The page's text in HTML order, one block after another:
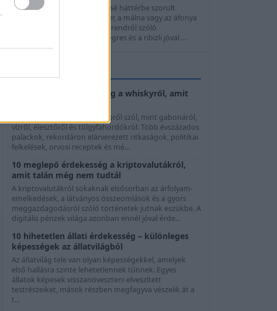
Az egres és a ribizli a nyár kissé háttérbe szorult
gyümölcsei. Miközben az eper, a málna vagy az áfonya
szinte minden egészséges étrendről szóló
összeállításban szerepel, az egres és a ribizli jóval ...
10 elképesztő érdekesség a whiskyről, amit
A whisky története jóval többről szól, mint gabonáról,
vízről, élesztőről és tölgyfahordókról. Több évszázados
palackok, rekordáron elárverezett ritkaságok, politikai
felkelések, orvosi receptek és mé...
10 meglepő érdekesség a kriptovalutákról,
amit talán még nem tudtál
A kriptovalutákról sokaknak elsősorban az árfolyam-
emelkedések, a látványos összeomlások és a gyors
meggazdagodásról szóló történetek jutnak eszükbe. A
digitális pénzek világa azonban ennél jóval érde...
10 hihetetlen állati érdekesség – különleges
képességek az állatvilágból
Az állatvilág tele van olyan képességekkel, amelyek
első hallásra szinte lehetetlennek tűnnek. Egyes
állatok képesek visszanöveszteni elveszített
testrészeiket, mások részben megfagyva vészelik át a
t...